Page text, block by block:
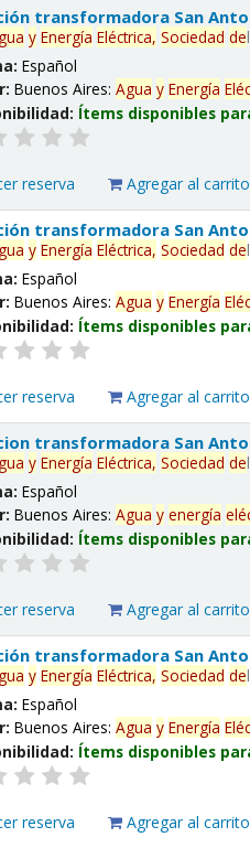
transformadora San
y Energía Eléctrica, Sociedad de
Español
Buenos Aires:Agua y Energía
Ítems disponibles
reserva Agregar al carrito
transformadora San
y Energía Eléctrica, Sociedad de
Español
Buenos Aires:Agua y Energía
Ítems disponibles
reserva Agregar al carrito
transformadora San
y Energía Eléctrica, Sociedad de
Español
Buenos Aires:Agua y energía
Ítems disponibles
reserva Agregar al carrito
transformadora San
y Energía Eléctrica, Sociedad de
Español
Buenos Aires:Agua y Energía
Ítems disponibles
reserva Agregar al carrito